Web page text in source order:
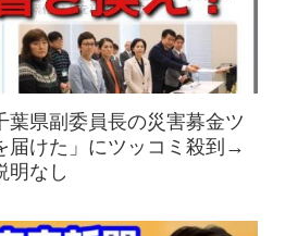
葉県副委員長の災害募金ツ
届けた」にツッコミ殺到→
明なし